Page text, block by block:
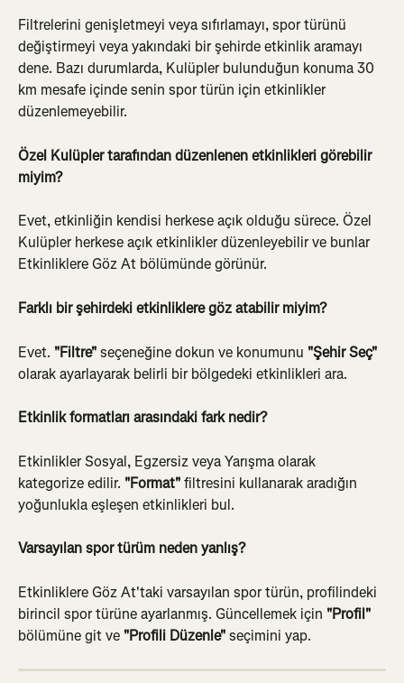
Filtrelerini genişletmeyi veya sıfırlamayı, spor türünü
değiştirmeyi veya yakındaki bir şehirde etkinlik aramayı
dene. Bazı durumlarda, Kulüpler bulunduğun konuma 30
km mesafe içinde senin spor türün için etkinlikler
düzenlemeyebilir.
Özel Kulüpler tarafından düzenlenen etkinlikleri görebilir
miyim?
Evet, etkinliğin kendisi herkese açık olduğu sürece. Özel
Kulüpler herkese açık etkinlikler düzenleyebilir ve bunlar
Etkinliklere Göz At bölümünde görünür.
Farklı bir şehirdeki etkinliklere göz atabilir miyim?
Evet. "Filtre" seçeneğine dokun ve konumunu "Şehir Seç"
olarak ayarlayarak belirli bir bölgedeki etkinlikleri ara.
Etkinlik formatları arasındaki fark nedir?
Etkinlikler Sosyal, Egzersiz veya Yarışma olarak
kategorize edilir. "Format" filtresini kullanarak aradığın
yoğunlukla eşleşen etkinlikleri bul.
Varsayılan spor türüm neden yanlış?
Etkinliklere Göz At'taki varsayılan spor türün, profilindeki
birincil spor türüne ayarlanmış. Güncellemek için "Profil"
bölümüne git ve "Profili Düzenle" seçimini yap.